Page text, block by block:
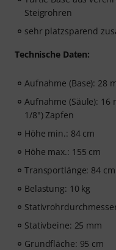
Steigrohren
sehr platzsparend
Technische Daten:
Aufnahme (Base): 28
Aufnahme (Säule): 16
1/8") Zapfen
Höhe min.: 84 cm
Höhe max.: 155 cm
Transportlänge: 84 cm
Belastung: 10 kg
Stativbeine: 25 mm
Grundfläche: 95 cm